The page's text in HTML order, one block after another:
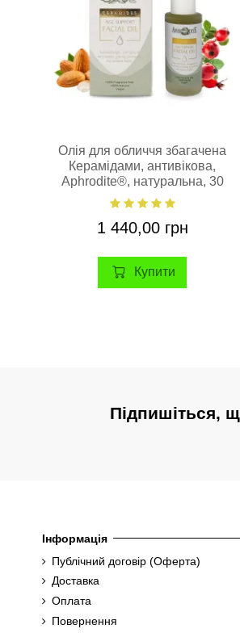
Олія для обличчя збагачена
Керамідами, антивікова,
Aphrodite®, натуральна, 30
мл
1 440,00 грн
Купити
Підпишіться,
Інформація
Публічний договір (Оферта)
Доставка
Оплата
Повернення